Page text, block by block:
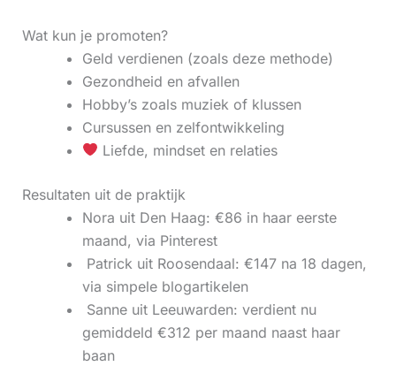
Wat kun je promoten?
Geld verdienen (zoals deze methode)
Gezondheid en afvallen
Hobby’s zoals muziek of klussen
Cursussen en zelfontwikkeling
Liefde, mindset en relaties
Resultaten uit de praktijk
Nora uit Den Haag: €86 in haar eerste
maand, via Pinterest
‍ Patrick uit Roosendaal: €147 na 18 dagen,
via simpele blogartikelen
‍ Sanne uit Leeuwarden: verdient nu
gemiddeld €312 per maand naast haar
baan